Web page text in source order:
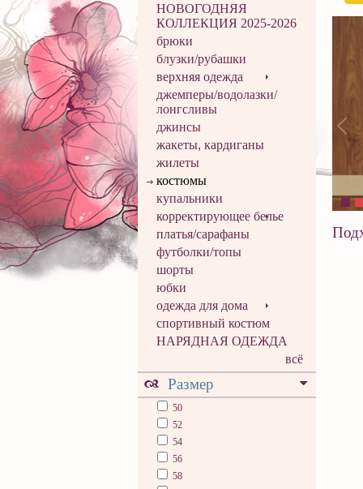
НОВОГОДНЯЯ
КОЛЛЕКЦИЯ 2025-2026
брюки
блузки/рубашки
верхняя одежда
джемперы/водолазки/
лонгсливы
джинсы
жакеты, кардиганы
жилеты
костюмы
купальники
корректирующее белье
платья/сарафаны
футболки/топы
шорты
юбки
одежда для дома
спортивный костюм
НАРЯДНАЯ ОДЕЖДА
всё
Размер
50
52
54
56
58